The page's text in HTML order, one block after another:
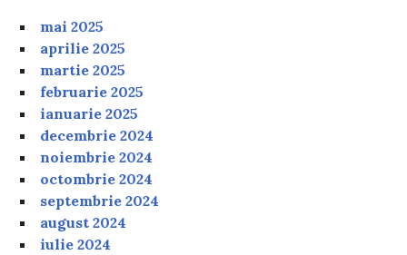
mai 2025
aprilie 2025
martie 2025
februarie 2025
ianuarie 2025
decembrie 2024
noiembrie 2024
octombrie 2024
septembrie 2024
august 2024
iulie 2024